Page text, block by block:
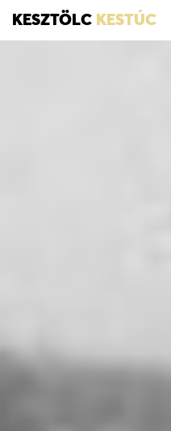
KESZTÖLC KESTÚC